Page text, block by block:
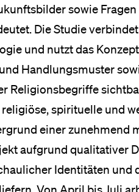
sowie
Die Studie verbindet
und nutzt das
Handlungsmuster
Religionsbegriffe
spirituelle und
einer zunehmend
aufgrund qualitativer
Identitäten und